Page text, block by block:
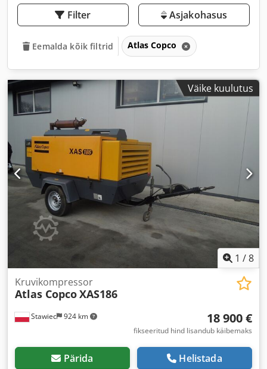
Filter Asjakohasus
Eemalda kõik filtrid Atlas Copco
Väike kuulutus
1 /8
Stawiec 924 km
Kruvikompressor
Atlas CopcoXAS186
18 900 €
fikseeritud hind lisandub käibemaks
Pärida Helistada